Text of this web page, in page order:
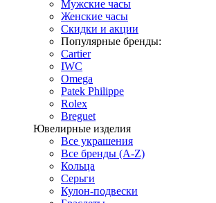
Мужские часы
Женские часы
Скидки и акции
Популярные бренды:
Cartier
IWC
Omega
Patek Philippe
Rolex
Breguet
Ювелирные изделия
Все украшения
Все бренды (A-Z)
Кольца
Серьги
Кулон-подвески